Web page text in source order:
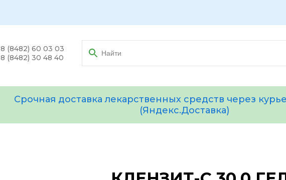
8 (8482) 60 03 03
8 (8482) 30 48 40
Срочная доставка лекарственных средств через
(Яндекс.Доставка)